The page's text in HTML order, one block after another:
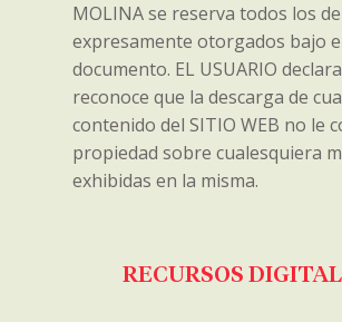
MOLINA se reserva todos los
expresamente otorgados bajo
documento. EL USUARIO
reconoce que la descarga de
contenido del SITIO WEB no le
propiedad sobre cualesquiera
exhibidas en la misma.
RECURSOS